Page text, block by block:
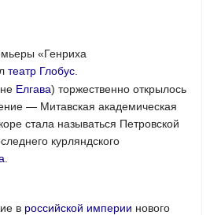
«Генриха
театр Глобус
Елгава) торжественно открылось
— Митавская академическая
стала называться Петровской
курляндского
в российской империи нового